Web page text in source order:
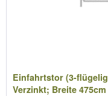
Einfahrtstor (3-
Verzinkt; Breite